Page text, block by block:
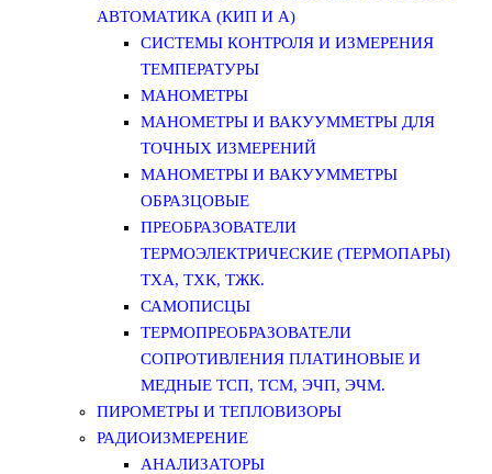
АВТОМАТИКА (КИП И А)
СИСТЕМЫ КОНТРОЛЯ И ИЗМЕРЕНИЯ
ТЕМПЕРАТУРЫ
МАНОМЕТРЫ
МАНОМЕТРЫ И ВАКУУММЕТРЫ ДЛЯ
ТОЧНЫХ ИЗМЕРЕНИЙ
МАНОМЕТРЫ И ВАКУУММЕТРЫ
ОБРАЗЦОВЫЕ
ПРЕОБРАЗОВАТЕЛИ
ТЕРМОЭЛЕКТРИЧЕСКИЕ (ТЕРМОПАРЫ)
ТХА, ТХК, ТЖК.
САМОПИСЦЫ
ТЕРМОПРЕОБРАЗОВАТЕЛИ
СОПРОТИВЛЕНИЯ ПЛАТИНОВЫЕ И
МЕДНЫЕ ТСП, ТСМ, ЭЧП, ЭЧМ.
ПИРОМЕТРЫ И ТЕПЛОВИЗОРЫ
РАДИОИЗМЕРЕНИЕ
АНАЛИЗАТОРЫ